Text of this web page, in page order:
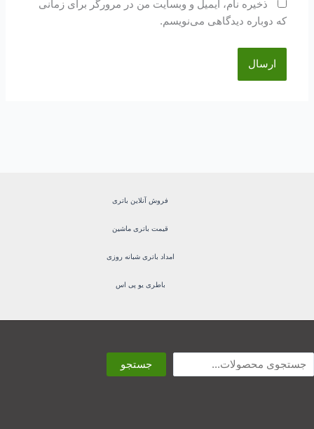
ذخیره نام، ایمیل و وبسایت من در مرورگر برای زمانی
که دوباره دیدگاهی می‌نویسم.
فروش آنلاین باتری
قیمت باتری ماشین
امداد باتری شبانه روزی
باطری یو پی اس
جستجو